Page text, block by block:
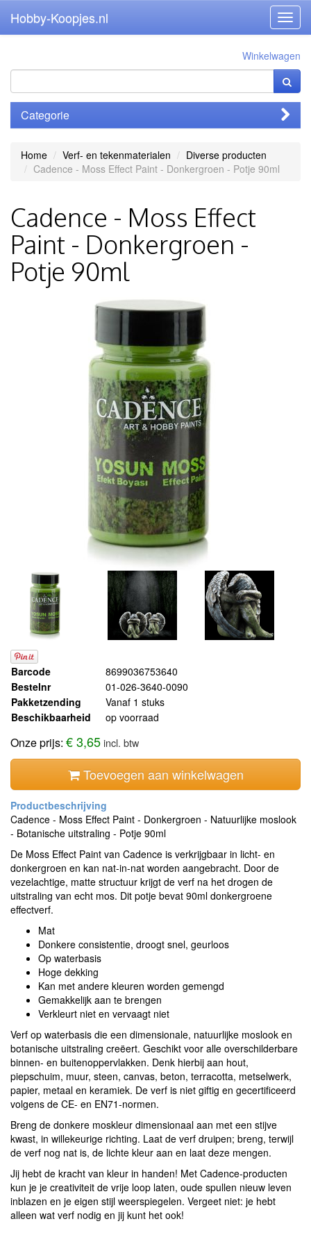
Hobby-Koopjes.nl
Winkelwagen
Categorie
Home Verf- en tekenmaterialen
Diverse producten
Cadence - Moss Effect Paint - Donkergroen - Potje 90ml
Cadence - Moss Effect
Paint - Donkergroen -
Potje 90ml
Barcode
8699036753640
Bestelnr
01-026-3640-0090
Pakketzending
Vanaf 1 stuks
Beschikbaarheid
op voorraad
Onze prijs: € 3,65incl. btw
Toevoegen aan winkelwagen
Cadence - Moss Effect Paint - Donkergroen - Natuurlijke moslook
- Botanische uitstraling - Potje 90ml
De Moss Effect Paint van Cadence is verkrijgbaar in licht- en
donkergroen en kan nat-in-nat worden aangebracht. Door de
vezelachtige, matte structuur krijgt de verf na het drogen de
uitstraling van echt mos. Dit potje bevat 90ml donkergroene
effectverf.
Mat
Donkere consistentie, droogt snel, geurloos
Op waterbasis
Hoge dekking
Kan met andere kleuren worden gemengd
Gemakkelijk aan te brengen
Verkleurt niet en vervaagt niet
Verf op waterbasis die een dimensionale, natuurlijke moslook en
botanische uitstraling creëert. Geschikt voor alle overschilderbare
binnen- en buitenoppervlakken. Denk hierbij aan hout,
piepschuim, muur, steen, canvas, beton, terracotta, metselwerk,
papier, metaal en keramiek. De verf is niet giftig en gecertificeerd
volgens de CE- en EN71-normen.
Breng de donkere moskleur dimensionaal aan met een stijve
kwast, in willekeurige richting. Laat de verf druipen; breng, terwijl
de verf nog nat is, de lichte kleur aan en laat deze mengen.
Jij hebt de kracht van kleur in handen! Met Cadence-producten
kun je je creativiteit de vrije loop laten, oude spullen nieuw leven
inblazen en je eigen stijl weerspiegelen. Vergeet niet: je hebt
alleen wat verf nodig en jij kunt het ook!